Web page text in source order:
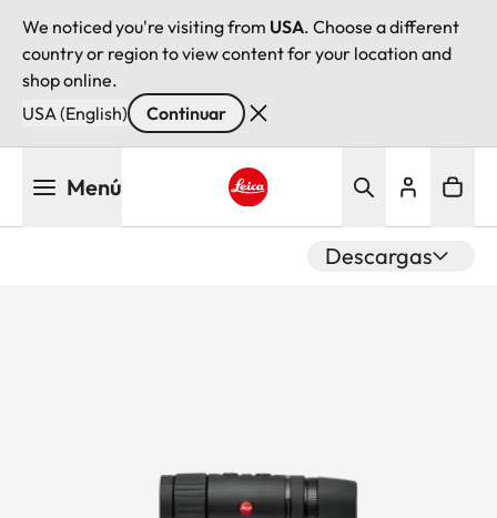
We noticed you're visiting from USA. Choose a different
country or region to view content for your location and
shop online.
USA (English)
Continuar
Menú
Descargas